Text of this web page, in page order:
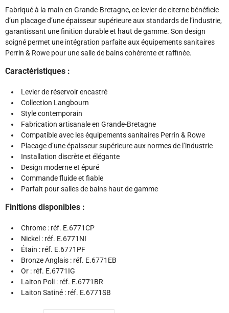
Fabriqué à la main en Grande-Bretagne, ce levier de citerne bénéficie
d’un placage d’une épaisseur supérieure aux standards de l’industrie,
garantissant une finition durable et haut de gamme. Son design
soigné permet une intégration parfaite aux équipements sanitaires
Perrin & Rowe pour une salle de bains cohérente et raffinée.
Caractéristiques :
Levier de réservoir encastré
Collection Langbourn
Style contemporain
Fabrication artisanale en Grande-Bretagne
Compatible avec les équipements sanitaires Perrin & Rowe
Placage d’une épaisseur supérieure aux normes de l’industrie
Installation discrète et élégante
Design moderne et épuré
Commande fluide et fiable
Parfait pour salles de bains haut de gamme
Finitions disponibles :
Chrome : réf. E.6771CP
Nickel : réf. E.6771NI
Étain : réf. E.6771PF
Bronze Anglais : réf. E.6771EB
Or : réf. E.6771IG
Laiton Poli : réf. E.6771BR
Laiton Satiné : réf. E.6771SB